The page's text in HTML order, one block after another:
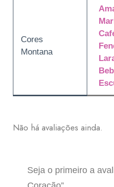
Cores
Montana
Não há avaliações ainda.
Seja o primeiro a